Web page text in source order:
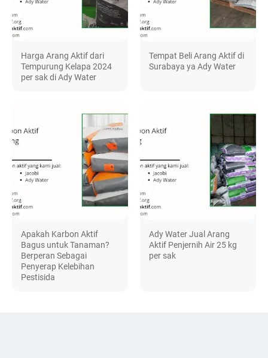
Harga Arang Aktif dari
Tempurung Kelapa 2024
per sak di Ady Water
Tempat Beli Arang Aktif di
Surabaya ya Ady Water
Apakah Karbon Aktif
Bagus untuk Tanaman?
Berperan Sebagai
Penyerap Kelebihan
Pestisida
Ady Water Jual Arang
Aktif Penjernih Air 25 kg
per sak